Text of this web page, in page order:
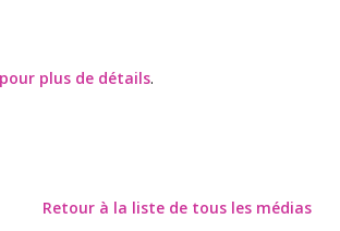
plus de détails.
Retour à la liste de tous les médias